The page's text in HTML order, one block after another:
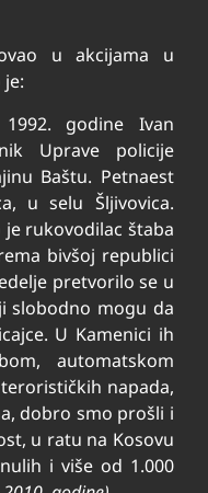
u akcijama u
godine Ivan
Uprave policije
Baštu. Petnaest
u selu Šljivovica.
je rukovodilac štaba
bivšoj republici
pretvorilo se u
slobodno mogu da
U Kamenici ih
automatskom
napada,
dobro smo prošli i
u ratu na Kosovu
i više od 1.000